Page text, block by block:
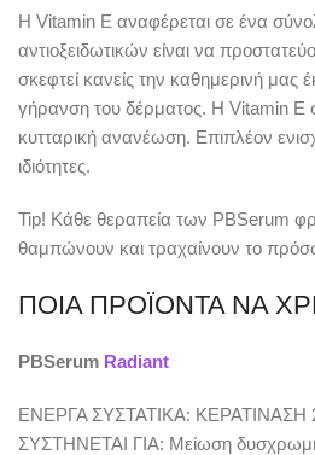
Η Vitamin E αναφέρεται σε ένα
αντιοξειδωτικών είναι να
σκεφτεί κανείς την καθημερινή
γήρανση του δέρματος. Η Vitamin E
κυτταρική ανανέωση. Επιπλέον
ιδιότητες.
Tip! Κάθε θεραπεία των PBSerum
θαμπώνουν και τραχαίνουν το
ΠΟΙΑ ΠΡΟΪΟΝΤΑ ΝΑ
PBSerum Radiant
ΕΝΕΡΓΑ ΣΥΣΤΑΤΙΚΑ: ΚΕΡΑΤΙΝΑΣΗ
ΣΥΣΤΗΝΕΤΑΙ ΓΙΑ: Μείωση